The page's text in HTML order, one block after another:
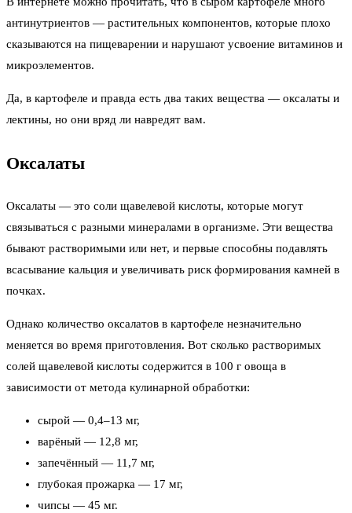
антинутриентов — растительных компонентов, которые плохо
сказываются на пищеварении и нарушают усвоение витаминов и
микроэлементов.
Да, в картофеле и правда есть два таких вещества — оксалаты и
лектины, но они вряд ли навредят вам.
Оксалаты
Оксалаты — это соли щавелевой кислоты, которые могут
связываться с разными минералами в организме. Эти вещества
бывают растворимыми или нет, и первые способны подавлять
всасывание кальция и увеличивать риск формирования камней в
почках.
Однако количество оксалатов в картофеле незначительно
меняется во время приготовления. Вот сколько растворимых
солей щавелевой кислоты содержится в 100 г овоща в
зависимости от метода кулинарной обработки:
сырой — 0,4–13 мг,
варёный — 12,8 мг,
запечённый — 11,7 мг,
глубокая прожарка — 17 мг,
чипсы — 45 мг.